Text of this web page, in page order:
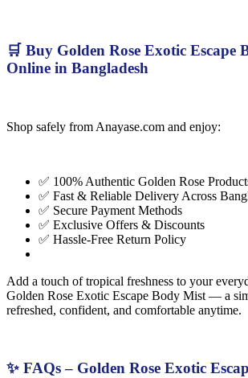
🛒 Buy Golden Rose Exotic Escape
Online in Bangladesh
Shop safely from Anayase.com and enjoy:
✅ 100% Authentic Golden Rose
✅ Fast & Reliable Delivery Across
✅ Secure Payment Methods
✅ Exclusive Offers & Discounts
✅ Hassle-Free Return Policy
Add a touch of tropical freshness to your
Golden Rose Exotic Escape Body Mist — a
refreshed, confident, and comfortable anytime.
✨ FAQs – Golden Rose Exotic